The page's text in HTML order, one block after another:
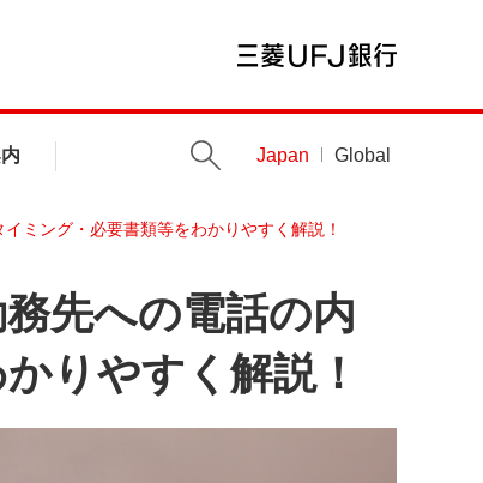
Japan Global
ミング・必要書類等をわかりやすく解説！
先への電話の内
りやすく解説！